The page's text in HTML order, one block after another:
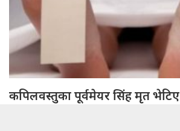
कपिलवस्तुका पूर्वमेयर सिंह मृत भेटिए